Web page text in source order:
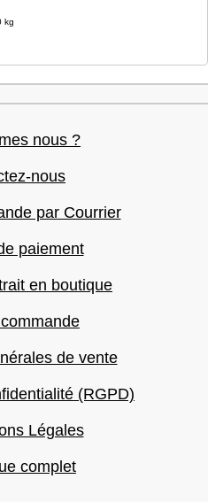
kg
nous ?
nous
par Courrier
paiement
en boutique
de vente
(RGPD)
Légales
complet